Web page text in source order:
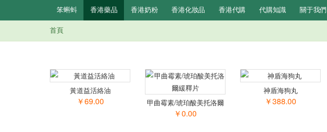
笨蝌蚪 香港藥品 香港奶粉 香港化妝品 香港代購 代購知識 關于我們
你在這里
首頁
黃道益活絡油
￥69.00
甲曲霉素/琥珀酸美托洛爾
緩釋片
￥0.00
神盾海狗丸
￥388.00